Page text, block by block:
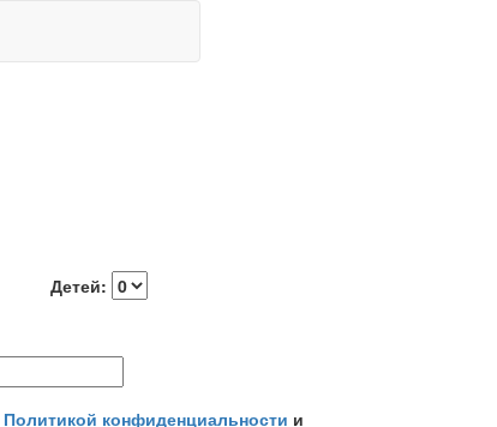
Детей:
Политикой конфиденциальности и